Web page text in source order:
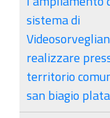
sistema di
realizzare
territorio
san biagio